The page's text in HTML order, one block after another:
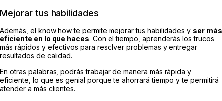
Mejorar tus habilidades
Además, el know how te permite mejorar tus habilidades y ser más
eficiente en lo que haces. Con el tiempo, aprenderás los trucos
más rápidos y efectivos para resolver problemas y entregar
resultados de calidad.
En otras palabras, podrás trabajar de manera más rápida y
eficiente, lo que es genial porque te ahorrará tiempo y te permitirá
atender a más clientes.